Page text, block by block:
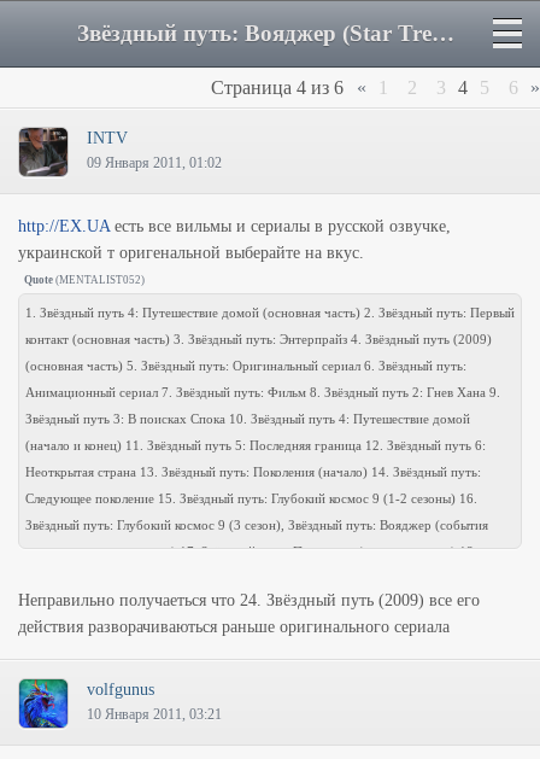
Звёздный путь: Вояджер (Star Trek: Voyager) - Страница 4 - Форум
Страница 4 из 6 « 1 2 3 4 5 6 »
INTV
09 Января 2011, 01:02
http://EX.UAесть все вильмы и сериалы в русской озвучке,
украинской т оригенальной выберайте на вкус.
Quote (MENTALIST052)
1. Звёздный путь 4: Путешествие домой (основная часть) 2. Звёздный путь: Первый
контакт (основная часть) 3. Звёздный путь: Энтерпрайз 4. Звёздный путь (2009)
(основная часть) 5. Звёздный путь: Оригинальный сериал 6. Звёздный путь:
Анимационный сериал 7. Звёздный путь: Фильм 8. Звёздный путь 2: Гнев Хана 9.
Звёздный путь 3: В поисках Спока 10. Звёздный путь 4: Путешествие домой
(начало и конец) 11. Звёздный путь 5: Последняя граница 12. Звёздный путь 6:
Неоткрытая страна 13. Звёздный путь: Поколения (начало) 14. Звёздный путь:
Следующее поколение 15. Звёздный путь: Глубокий космос 9 (1-2 сезоны) 16.
Звёздный путь: Глубокий космос 9 (3 сезон), Звёздный путь: Вояджер (события
развиваются параллельно) 17. Звёздный путь: Поколения (основная часть) 18.
(начало и конец) 20. Звёздный путь: Глубокий космос 9 (6-7 сезоны) 21. Звёздный
путь: Восстание 22. Звёздный путь: Вояджер (конец) 23. Звёздный путь: Возмездие
24. Звёздный путь (2009) (эпизодично)
Неправильно получаеться что 24. Звёздный путь (2009) все его
действия разворачиваються раньше оригинального сериала
volfgunus
10 Января 2011, 03:21